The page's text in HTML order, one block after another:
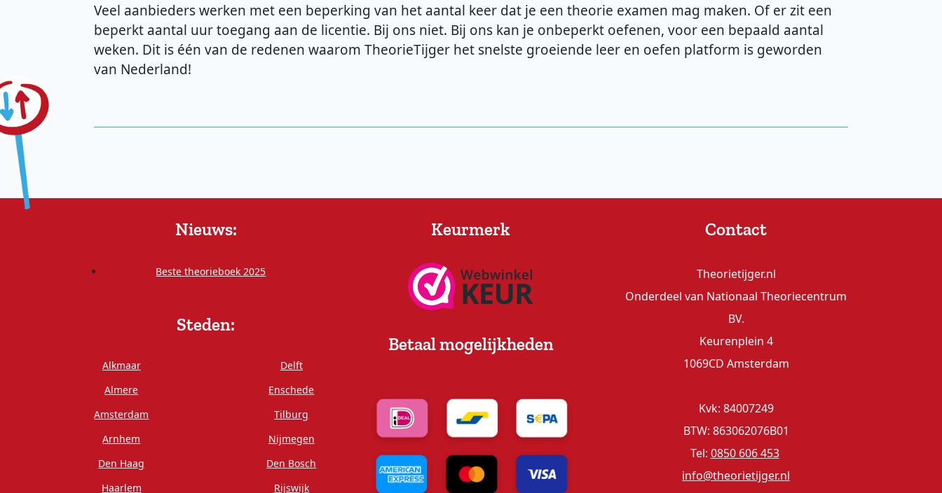
Veel aanbieders werken met een beperking van het aantal keer dat je een theorie examen mag maken. Of er zit een
beperkt aantal uur toegang aan de licentie. Bij ons niet. Bij ons kan je onbeperkt oefenen, voor een bepaald aantal
weken. Dit is één van de redenen waarom TheorieTijger het snelste groeiende leer en oefen platform is geworden
van Nederland!
Nieuws:
Beste theorieboek 2025
Steden:
Alkmaar
Almere
Amsterdam
Arnhem
Den Haag
Haarlem
Delft
Enschede
Tilburg
Nijmegen
Den Bosch
Rijswijk
Keurmerk
Betaal mogelijkheden
Contact
Theorietijger.nl
Onderdeel van Nationaal Theoriecentrum
BV.
Keurenplein 4
1069CD Amsterdam
Kvk: 84007249
BTW: 863062076B01
Tel: 0850 606 453
info@theorietijger.nl